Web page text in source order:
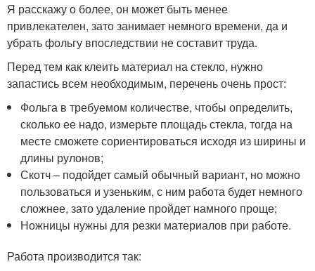
Я расскажу о более, он может быть менее
привлекателен, зато занимает немного времени, да и
убрать фольгу впоследствии не составит труда.
Перед тем как клеить материал на стекло, нужно
запастись всем необходимым, перечень очень прост:
Фольга в требуемом количестве, чтобы определить,
сколько ее надо, измерьте площадь стекла, тогда на
месте сможете сориентироваться исходя из ширины и
длины рулонов;
Скотч – подойдет самый обычный вариант, но можно
пользоваться и узеньким, с ним работа будет немного
сложнее, зато удаление пройдет намного проще;
Ножницы нужны для резки материалов при работе.
Работа производится так: